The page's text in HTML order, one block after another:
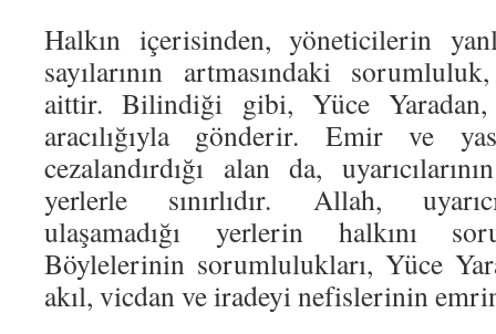
Halkın içerisinden, yöneticilerin
sayılarının artmasındaki
aittir. Bilindiği gibi, Yüce Yaradan,
aracılığıyla gönderir. Emir ve
cezalandırdığı alan da,
yerlerle sınırlıdır. Allah,
ulaşamadığı yerlerin halkını
Böylelerinin sorumlulukları, Yüce
akıl, vicdan ve iradeyi nefislerinin